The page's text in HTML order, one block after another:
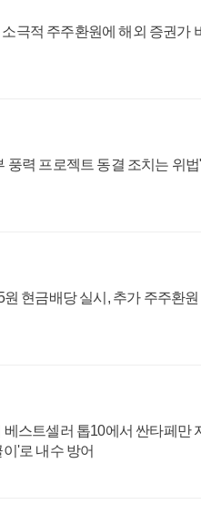
극적 주주환원에 해외 증권가
풍력 프로젝트 동결 조치는 위
현금배당 실시, 추가 주주환
스트셀러 톱10에서 싼타페만
'로 내수 방어